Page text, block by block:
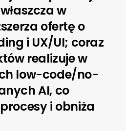
w
ofertę o
i UX/UI; coraz
realizuje w
low-code/no-
AI, co
i obniża